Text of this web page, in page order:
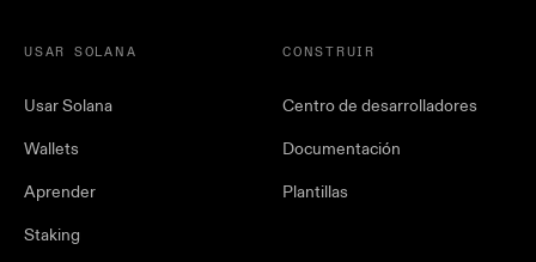
USAR SOLANA
Usar Solana
Wallets
Aprender
Staking
CONSTRUIR
Centro de desarrolladores
Documentación
Plantillas